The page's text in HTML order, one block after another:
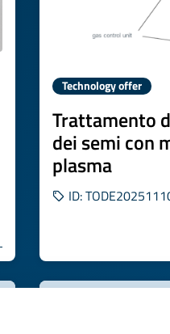
Technology offer
Trattamento
dei semi con
plasma
ID: